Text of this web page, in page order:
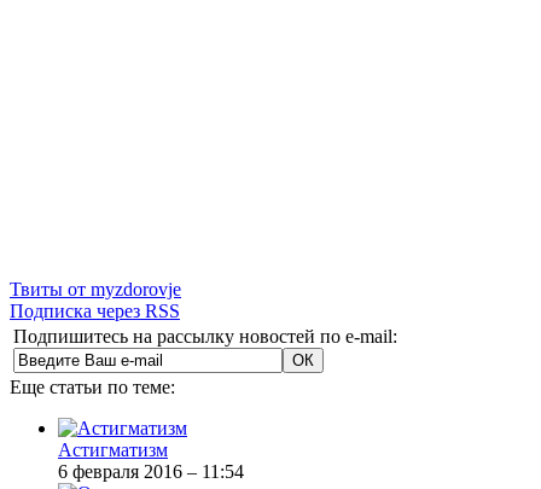
Твиты от myzdorovje
Подписка через RSS
Подпишитесь на рассылку новостей по e-mail:
Еще статьи по теме:
Астигматизм
6 февраля 2016 – 11:54